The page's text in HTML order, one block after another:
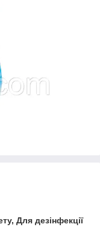
Для дезінфекції